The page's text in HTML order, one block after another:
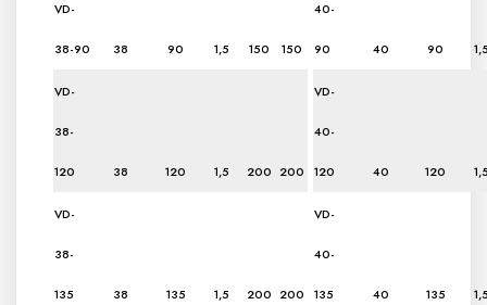
VD-
38-90 38 90 1,5 150 150
40-
90 40 90
VD-
38-
120 38 120 1,5 200 200
VD-
40-
120 40 120
VD-
38-
135 38 135 1,5 200 200
VD-
40-
135 40 135